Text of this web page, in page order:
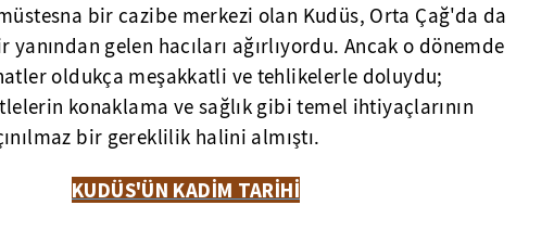
bir cazibe merkezi olan Kudüs, Orta Çağ'da da
yanından gelen hacıları ağırlıyordu. Ancak o dönemde
oldukça meşakkatli ve tehlikelerle doluydu;
konaklama ve sağlık gibi temel ihtiyaçlarının
bir gereklilik halini almıştı.
KUDÜS'ÜN KADİM TARİHİ